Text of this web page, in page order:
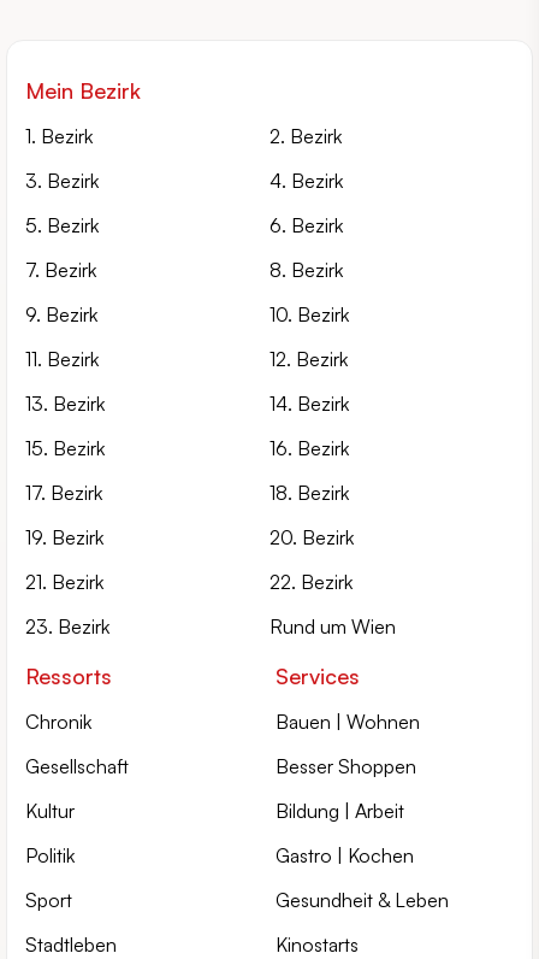
Mein Bezirk
1. Bezirk
2. Bezirk
3. Bezirk
4. Bezirk
5. Bezirk
6. Bezirk
7. Bezirk
8. Bezirk
9. Bezirk
10. Bezirk
11. Bezirk
12. Bezirk
13. Bezirk
14. Bezirk
15. Bezirk
16. Bezirk
17. Bezirk
18. Bezirk
19. Bezirk
20. Bezirk
21. Bezirk
22. Bezirk
23. Bezirk
Rund um Wien
Ressorts
Chronik
Gesellschaft
Kultur
Politik
Sport
Stadtleben
Services
Bauen | Wohnen
Besser Shoppen
Bildung | Arbeit
Gastro | Kochen
Gesundheit & Leben
Kinostarts